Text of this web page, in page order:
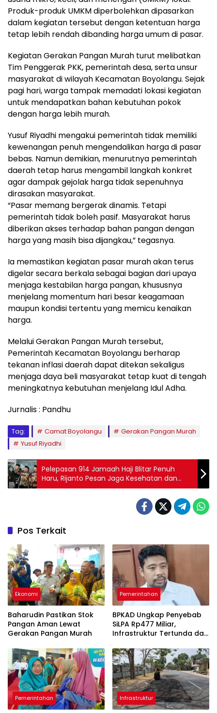
Produk-produk UMKM diperbolehkan dipasarkan
dalam kegiatan tersebut dengan ketentuan harga
tetap lebih rendah dibanding harga umum di pasar.
Kegiatan Gerakan Pangan Murah turut melibatkan
Tim Penggerak PKK, pemerintah desa, serta unsur
masyarakat di wilayah Kecamatan Boyolangu. Sejak
pagi hari, warga tampak memadati lokasi kegiatan
untuk mendapatkan bahan kebutuhan pokok
dengan harga lebih murah.
Yusuf Riyadhi mengakui pemerintah tidak memiliki
kewenangan penuh mengendalikan harga di pasar
bebas. Namun demikian, menurutnya pemerintah
daerah tetap harus mengambil langkah konkret
agar dampak gejolak harga tidak sepenuhnya
dirasakan masyarakat.
“Pasar memang bergerak dinamis. Tetapi
pemerintah tidak boleh pasif. Masyarakat harus
diberikan akses terhadap bahan pangan dengan
harga yang masih bisa dijangkau,” tegasnya.
Ia memastikan kegiatan pasar murah akan terus
digelar secara berkala sebagai bagian dari upaya
menjaga kestabilan harga pangan, khususnya
menjelang momentum hari besar keagamaan
maupun kondisi tertentu yang memicu kenaikan
harga.
Melalui Gerakan Pangan Murah tersebut,
Pemerintah Kecamatan Boyolangu berharap
tekanan inflasi daerah dapat ditekan sekaligus
menjaga daya beli masyarakat tetap kuat di tengah
meningkatnya kebutuhan menjelang Idul Adha.
Jurnalis : Pandhu
Tag: Camat Boyolangu
Gerakan Pangan Murah
Yusuf Riyadhi
Pelepasan 914 Jamaah Haji Blitar Penuh
Haru, Rijanto Pesan Jaga Kesehatan dan
Kekompakan
Pos Terkait
Ekonomi
Baharudin Pastikan Stok
Pangan Aman Lewat
Gerakan Pangan Murah
Pemerintahan
BPKAD Ungkap Penyebab
SiLPA Rp477 Miliar,
Infrastruktur Tertunda dan
Pemerintahan Infrastruktur